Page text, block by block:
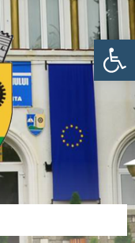
Deschide bara de unelte